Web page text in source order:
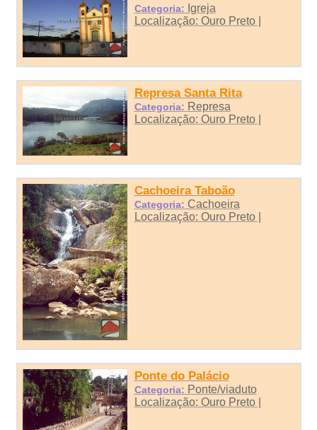
Categoria: Igreja
Localização: Ouro Preto |
Represa Santa Rita
Categoria: Represa
Localização: Ouro Preto |
Cachoeira Taboão
Categoria: Cachoeira
Localização: Ouro Preto |
Ponte do Palácio
Categoria: Ponte/viaduto
Localização: Ouro Preto |